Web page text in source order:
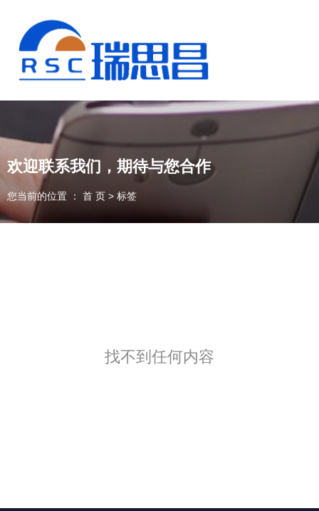
欢迎联系我们，期待与您合作
您当前的位置 ： 首 页 > 标签
找不到任何内容